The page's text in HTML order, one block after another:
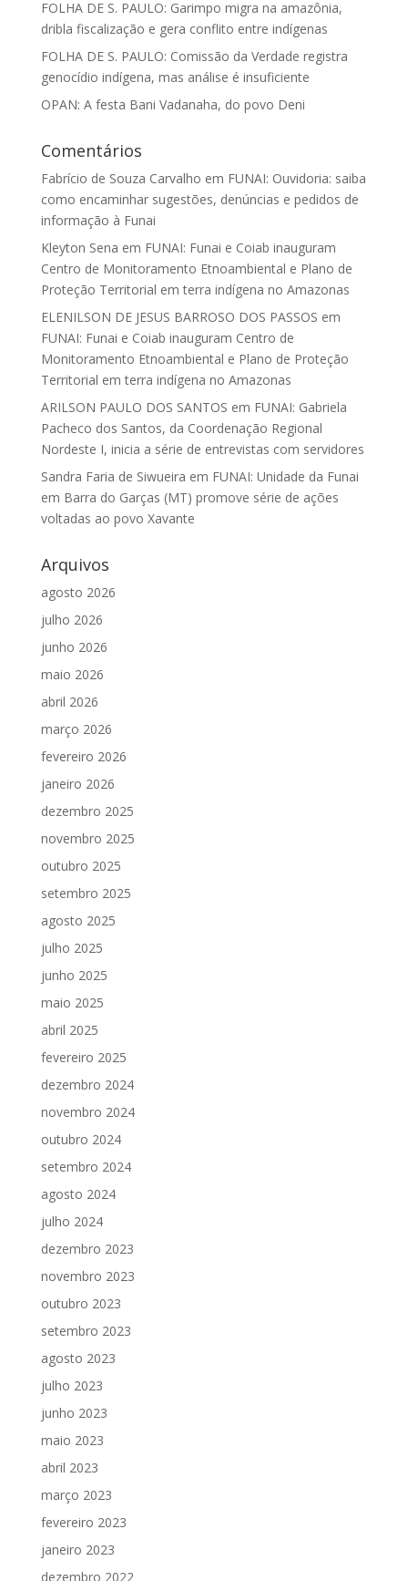
FOLHA DE S. PAULO: Garimpo migra na amazônia,
dribla fiscalização e gera conflito entre indígenas
FOLHA DE S. PAULO: Comissão da Verdade registra
genocídio indígena, mas análise é insuficiente
OPAN: A festa Bani Vadanaha, do povo Deni
Comentários
Fabrício de Souza Carvalho em FUNAI: Ouvidoria: saiba
como encaminhar sugestões, denúncias e pedidos de
informação à Funai
Kleyton Sena em FUNAI: Funai e Coiab inauguram
Centro de Monitoramento Etnoambiental e Plano de
Proteção Territorial em terra indígena no Amazonas
ELENILSON DE JESUS BARROSO DOS PASSOS em
FUNAI: Funai e Coiab inauguram Centro de
Monitoramento Etnoambiental e Plano de Proteção
Territorial em terra indígena no Amazonas
ARILSON PAULO DOS SANTOS em FUNAI: Gabriela
Pacheco dos Santos, da Coordenação Regional
Nordeste I, inicia a série de entrevistas com servidores
Sandra Faria de Siwueira em FUNAI: Unidade da Funai
em Barra do Garças (MT) promove série de ações
voltadas ao povo Xavante
Arquivos
agosto 2026
julho 2026
junho 2026
maio 2026
abril 2026
março 2026
fevereiro 2026
janeiro 2026
dezembro 2025
novembro 2025
outubro 2025
setembro 2025
agosto 2025
julho 2025
junho 2025
maio 2025
abril 2025
fevereiro 2025
dezembro 2024
novembro 2024
outubro 2024
setembro 2024
agosto 2024
julho 2024
dezembro 2023
novembro 2023
outubro 2023
setembro 2023
agosto 2023
julho 2023
junho 2023
maio 2023
abril 2023
março 2023
fevereiro 2023
janeiro 2023
dezembro 2022